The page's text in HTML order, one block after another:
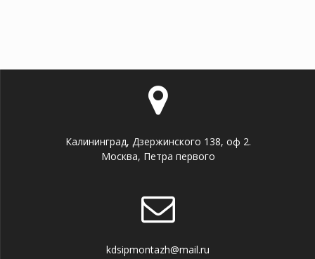
Калининград, Дзержинского 138, оф 2.
Москва, Петра первого
kdsipmontazh@mail.ru